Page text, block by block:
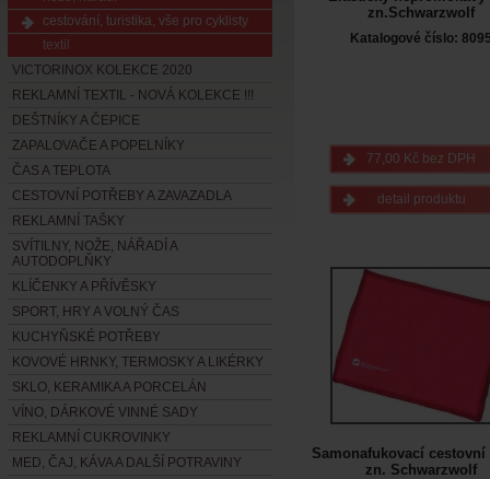
cestování, turistika, vše pro cyklisty
textil
VICTORINOX KOLEKCE 2020
REKLAMNÍ TEXTIL - NOVÁ KOLEKCE !!!
DEŠTNÍKY A ČEPICE
ZAPALOVAČE A POPELNÍKY
ČAS A TEPLOTA
CESTOVNÍ POTŘEBY A ZAVAZADLA
REKLAMNÍ TAŠKY
SVÍTILNY, NOŽE, NÁŘADÍ A
AUTODOPLŇKY
KLÍČENKY A PŘÍVĚSKY
SPORT, HRY A VOLNÝ ČAS
KUCHYŇSKÉ POTŘEBY
KOVOVÉ HRNKY, TERMOSKY A LIKÉRKY
SKLO, KERAMIKA A PORCELÁN
VÍNO, DÁRKOVÉ VINNÉ SADY
REKLAMNÍ CUKROVINKY
MED, ČAJ, KÁVA A DALŠÍ POTRAVINY
zn.Schwarzwolf
Katalogové číslo:
77,00 Kč bez DPH
detail produktu
Samonafukovací cestovní
zn. Schwarzwolf